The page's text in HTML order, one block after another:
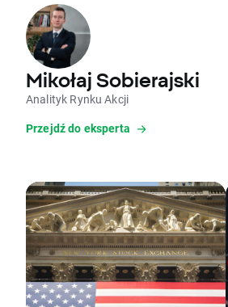
Mikołaj Sobierajski
Analityk Rynku Akcji
Przejdź do eksperta